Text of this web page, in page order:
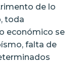
de lo
toda
económico se
falta de